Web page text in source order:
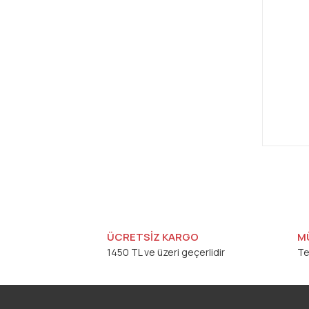
ÜCRETSİZ KARGO
1450 TL ve üzeri geçerlidir